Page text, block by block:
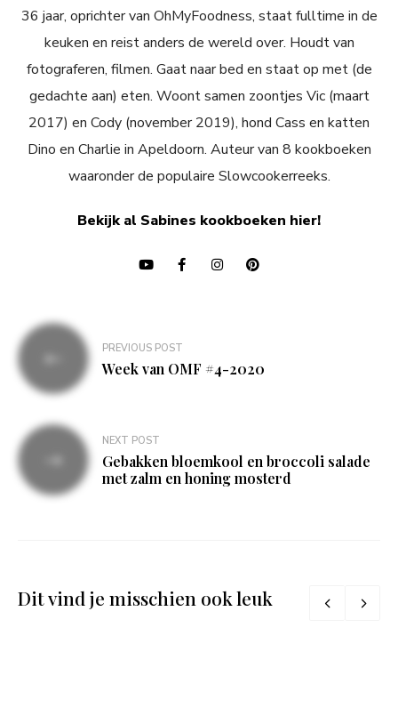
36 jaar, oprichter van OhMyFoodness, staat fulltime in de
keuken en reist anders de wereld over. Houdt van
fotograferen, filmen. Gaat naar bed en staat op met (de
gedachte aan) eten. Woont samen zoontjes Vic (maart
2017) en Cody (november 2019), hond Cass en katten
Dino en Charlie in Apeldoorn. Auteur van 8 kookboeken
waaronder de populaire Slowcookerreeks.
Bekijk al Sabines kookboeken hier!
Bericht
navigatie
PREVIOUS POST
Week van OMF #4-2020
NEXT POST
Gebakken bloemkool en broccoli salade
met zalm en honing mosterd
Dit vind je misschien ook leuk